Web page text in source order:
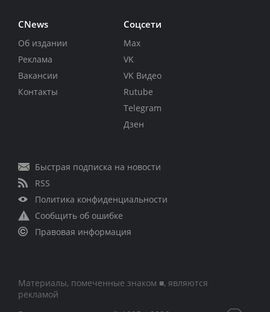
CNews
Об издании
Реклама
Вакансии
Контакты
Соцсети
Max
VK
VK Видео
Rutube
Telegram
Дзен
Быстрая подписка на новости
RSS
Политика конфиденциальности
Сообщить об ошибке
Правовая информация
Материалы, помеченные знаком ■, являются
рекламой